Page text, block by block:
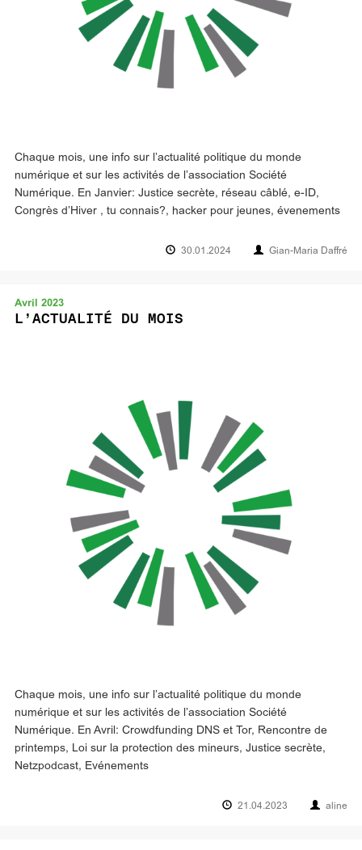
Chaque mois, une info sur l’actualité politique du monde
numérique et sur les activités de l’association Société
Numérique. En Janvier: Justice secrète, réseau câblé, e-ID,
Congrès d’Hiver , tu connais?, hacker pour jeunes, évenements
30.01.2024 Gian-Maria Daffré
Avril 2023
L’ACTUALITÉ DU MOIS
Chaque mois, une info sur l’actualité politique du monde
numérique et sur les activités de l’association Société
Numérique. En Avril: Crowdfunding DNS et Tor, Rencontre de
printemps, Loi sur la protection des mineurs, Justice secrète,
Netzpodcast, Evénements
21.04.2023 aline